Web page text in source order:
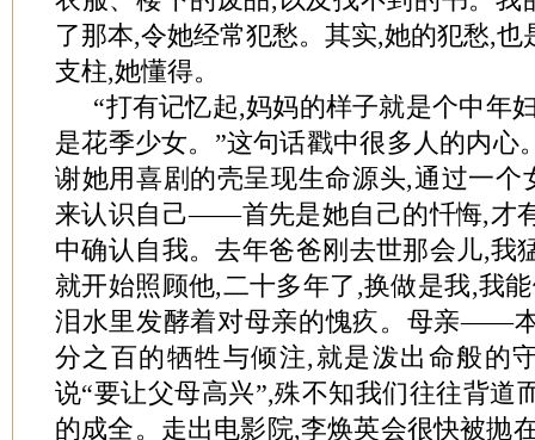
了那本,令她经常犯愁。其实,她的犯愁,
支柱,她懂得。
“打有记忆起,妈妈的样子就是个中年
是花季少女。”这句话戳中很多人的内心
谢她用喜剧的壳呈现生命源头,通过一个
来认识自己——首先是她自己的忏悔,才
中确认自我。去年爸爸刚去世那会儿,我
就开始照顾他,二十多年了,换做是我,我
泪水里发酵着对母亲的愧疚。母亲——
分之百的牺牲与倾注,就是泼出命般的
说“要让父母高兴”,殊不知我们往往背道
的成全。走出电影院,李焕英会很快被抛